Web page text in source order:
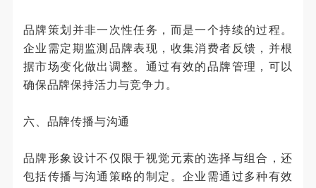
品牌策划并非一次性任务，而是一个持续的过程。
企业需定期监测品牌表现，收集消费者反馈，并根
据市场变化做出调整。通过有效的品牌管理，可以
确保品牌保持活力与竞争力。
六、品牌传播与沟通
品牌形象设计不仅限于视觉元素的选择与组合，还
包括传播与沟通策略的制定。企业需通过多种有效